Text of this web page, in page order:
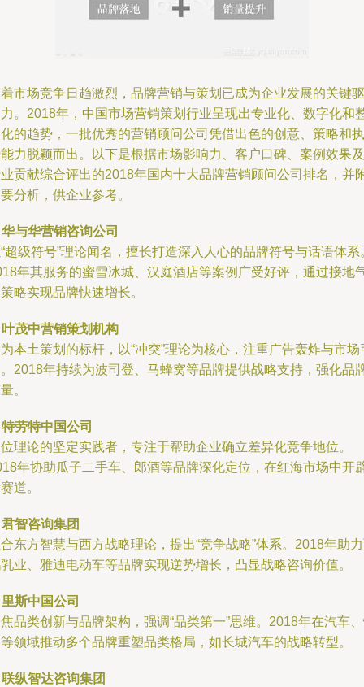
市场竞争日趋激烈，品牌营销与策划已成为企业发展的关键驱
。2018年，中国市场营销策划行业呈现出专业化、数字化和
的趋势，一批优秀的营销顾问公司凭借出色的创意、策略和执
力脱颖而出。以下是根据市场影响力、客户口碑、案例效果及
贡献综合评出的2018年国内十大品牌营销顾问公司排名，并
分析，供企业参考。
华与华营销咨询公司
超级符号”理论闻名，擅长打造深入人心的品牌符号与话语体系
年其服务的蜜雪冰城、汉庭酒店等案例广受好评，通过接地
略实现品牌快速增长。
叶茂中营销策划机构
本土策划的标杆，以“冲突”理论为核心，注重广告轰炸与市场
2018年持续为波司登、马蜂窝等品牌提供战略支持，强化品
。
特劳特中国公司
理论的坚定实践者，专注于帮助企业确立差异化竞争地位。
年协助瓜子二手车、郎酒等品牌深化定位，在红海市场中开
道。
君智咨询集团
东方智慧与西方战略理论，提出“竞争战略”体系。2018年助
业、雅迪电动车等品牌实现逆势增长，凸显战略咨询价值。
里斯中国公司
品类创新与品牌架构，强调“品类第一”思维。2018年在汽车
领域推动多个品牌重塑品类格局，如长城汽车的战略转型。
联纵智达咨询集团